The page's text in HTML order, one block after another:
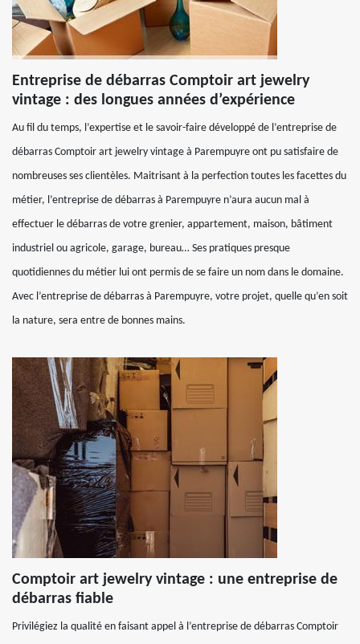
Entreprise de débarras Comptoir art jewelry
vintage : des longues années d’expérience
Au fil du temps, l’expertise et le savoir-faire développé de l’entreprise de
débarras Comptoir art jewelry vintage à Parempuyre ont pu satisfaire de
nombreuses ses clientèles. Maitrisant à la perfection toutes les facettes du
métier, l’entreprise de débarras à Parempuyre n’aura aucun mal à
effectuer le débarras de votre grenier, appartement, maison, bâtiment
industriel ou agricole, garage, bureau… Ses pratiques presque
quotidiennes du métier lui ont permis de se faire un nom dans le domaine.
Avec l’entreprise de débarras à Parempuyre, votre projet, quelle qu’en soit
la nature, sera entre de bonnes mains.
Comptoir art jewelry vintage : une entreprise de
débarras fiable
Privilégiez la qualité en faisant appel à l’entreprise de débarras Comptoir